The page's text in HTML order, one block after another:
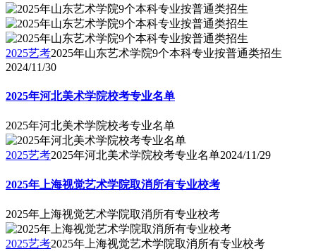
2025艺考2025年山东艺术学院9个本科专业按普通类招生
2024/11/30
2025年河北美术学院校考专业名单
2025年河北美术学院校考专业名单
2025艺考2025年河北美术学院校考专业名单2024/11/29
2025年上海视觉艺术学院取消所有专业校考
2025年上海视觉艺术学院取消所有专业校考
2025艺考2025年上海视觉艺术学院取消所有专业校考